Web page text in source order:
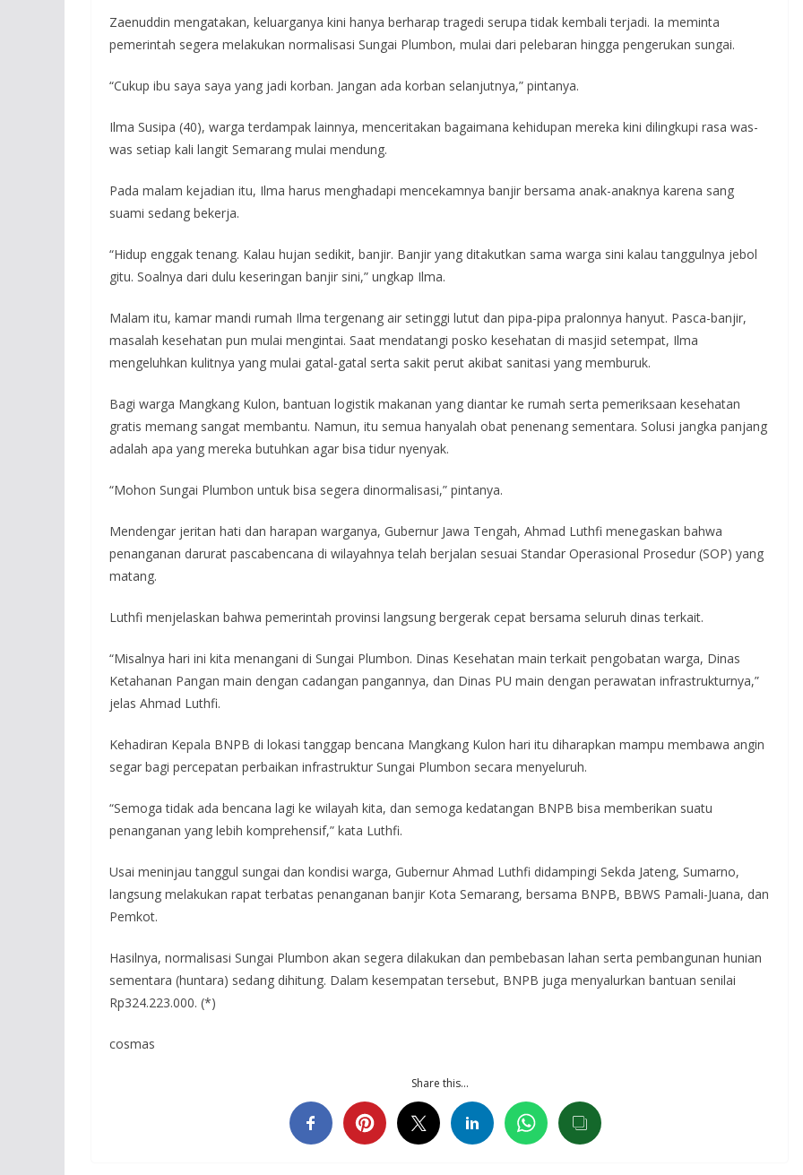
Zaenuddin mengatakan, keluarganya kini hanya berharap tragedi serupa tidak kembali terjadi. Ia meminta
pemerintah segera melakukan normalisasi Sungai Plumbon, mulai dari pelebaran hingga pengerukan sungai.
“Cukup ibu saya saya yang jadi korban. Jangan ada korban selanjutnya,” pintanya.
Ilma Susipa (40), warga terdampak lainnya, menceritakan bagaimana kehidupan mereka kini dilingkupi rasa was-
was setiap kali langit Semarang mulai mendung.
Pada malam kejadian itu, Ilma harus menghadapi mencekamnya banjir bersama anak-anaknya karena sang
suami sedang bekerja.
“Hidup enggak tenang. Kalau hujan sedikit, banjir. Banjir yang ditakutkan sama warga sini kalau tanggulnya jebol
gitu. Soalnya dari dulu keseringan banjir sini,” ungkap Ilma.
Malam itu, kamar mandi rumah Ilma tergenang air setinggi lutut dan pipa-pipa pralonnya hanyut. Pasca-banjir,
masalah kesehatan pun mulai mengintai. Saat mendatangi posko kesehatan di masjid setempat, Ilma
mengeluhkan kulitnya yang mulai gatal-gatal serta sakit perut akibat sanitasi yang memburuk.
Bagi warga Mangkang Kulon, bantuan logistik makanan yang diantar ke rumah serta pemeriksaan kesehatan
gratis memang sangat membantu. Namun, itu semua hanyalah obat penenang sementara. Solusi jangka panjang
adalah apa yang mereka butuhkan agar bisa tidur nyenyak.
“Mohon Sungai Plumbon untuk bisa segera dinormalisasi,” pintanya.
Mendengar jeritan hati dan harapan warganya, Gubernur Jawa Tengah, Ahmad Luthfi menegaskan bahwa
penanganan darurat pascabencana di wilayahnya telah berjalan sesuai Standar Operasional Prosedur (SOP) yang
matang.
Luthfi menjelaskan bahwa pemerintah provinsi langsung bergerak cepat bersama seluruh dinas terkait.
“Misalnya hari ini kita menangani di Sungai Plumbon. Dinas Kesehatan main terkait pengobatan warga, Dinas
Ketahanan Pangan main dengan cadangan pangannya, dan Dinas PU main dengan perawatan infrastrukturnya,”
jelas Ahmad Luthfi.
Kehadiran Kepala BNPB di lokasi tanggap bencana Mangkang Kulon hari itu diharapkan mampu membawa angin
segar bagi percepatan perbaikan infrastruktur Sungai Plumbon secara menyeluruh.
“Semoga tidak ada bencana lagi ke wilayah kita, dan semoga kedatangan BNPB bisa memberikan suatu
penanganan yang lebih komprehensif,” kata Luthfi.
Usai meninjau tanggul sungai dan kondisi warga, Gubernur Ahmad Luthfi didampingi Sekda Jateng, Sumarno,
langsung melakukan rapat terbatas penanganan banjir Kota Semarang, bersama BNPB, BBWS Pamali-Juana, dan
Pemkot.
Hasilnya, normalisasi Sungai Plumbon akan segera dilakukan dan pembebasan lahan serta pembangunan hunian
sementara (huntara) sedang dihitung. Dalam kesempatan tersebut, BNPB juga menyalurkan bantuan senilai
Rp324.223.000. (*)
cosmas
Share this…